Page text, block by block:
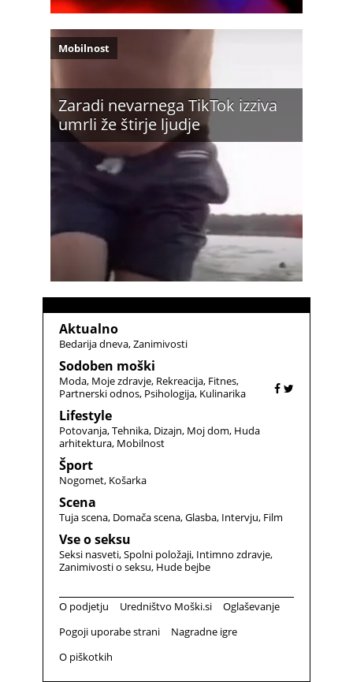
Zaradi nevarnega TikTok izziva
umrli že štirje ljudje
Mobilnost
Aktualno
Bedarija dneva Zanimivosti
Sodoben moški
Moda Moje zdravje Rekreacija Fitnes
Partnerski odnos Psihologija Kulinarika
Lifestyle
Potovanja Tehnika Dizajn Moj dom Huda
arhitektura Mobilnost
Šport
Nogomet Košarka
Scena
Tuja scena Domača scena Glasba Intervju Film
Vse o seksu
Seksi nasveti Spolni položaji Intimno zdravje
Zanimivosti o seksu Hude bejbe
O podjetju Uredništvo Moški.si
Oglaševanje
Pogoji uporabe strani
Nagradne igre
O piškotkih